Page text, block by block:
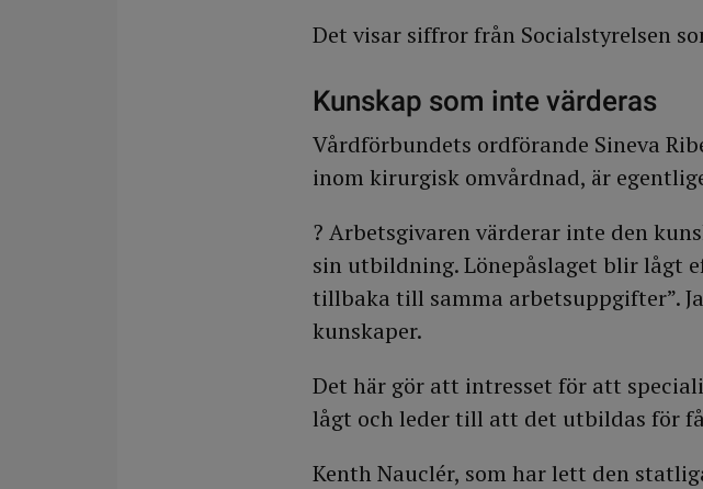
Det visar siffror från Socialstyrelsen
Kunskap som inte värderas
Vårdförbundets ordförande Sineva
inom kirurgisk omvårdnad, är
? Arbetsgivaren värderar inte den
sin utbildning. Lönepåslaget blir lågt
tillbaka till samma arbetsuppgifter”.
kunskaper.
Det här gör att intresset för att
lågt och leder till att det utbildas för
Kenth Nauclér, som har lett den